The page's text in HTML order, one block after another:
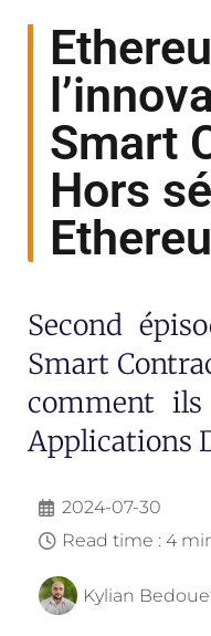
Smart
Hors
Second
Smart
comment
Applications
2024-07-30
Read time : 4
Kylian